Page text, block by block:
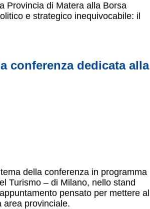
Provincia di Matera alla Borsa
e strategico inequivocabile: il
conferenza dedicata alla
della conferenza in programma
Turismo – di Milano, nello stand
pensato per mettere al
area provinciale.